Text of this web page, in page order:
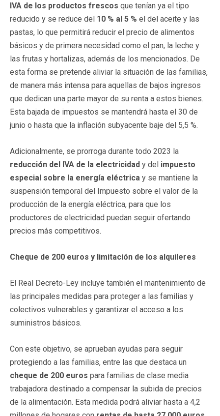
IVA de los productos frescos que tenían ya el tipo
reducido y se reduce del 10 % al 5 % el del aceite y las
pastas, lo que permitirá reducir el precio de alimentos
básicos y de primera necesidad como el pan, la leche y
las frutas y hortalizas, además de los mencionados. De
esta forma se pretende aliviar la situación de las familias,
de manera más intensa para aquellas de bajos ingresos
que dedican una parte mayor de su renta a estos bienes.
Esta bajada de impuestos se mantendrá hasta el 30 de
junio o hasta que la inflación subyacente baje del 5,5 %.
Adicionalmente, se prorroga durante todo 2023 la
reducción del IVA de la electricidad y del impuesto
especial sobre la energía eléctrica y se mantiene la
suspensión temporal del Impuesto sobre el valor de la
producción de la energía eléctrica, para que los
productores de electricidad puedan seguir ofertando
precios más competitivos.
Cheque de 200 euros y limitación de los alquileres
El Real Decreto-Ley incluye también el mantenimiento de
las principales medidas para proteger a las familias y
colectivos vulnerables y garantizar el acceso a los
suministros básicos.
Con este objetivo, se aprueban ayudas para seguir
protegiendo a las familias, entre las que destaca un
cheque de 200 euros para familias de clase media
trabajadora destinado a compensar la subida de precios
de la alimentación. Esta medida podrá aliviar hasta a 4,2